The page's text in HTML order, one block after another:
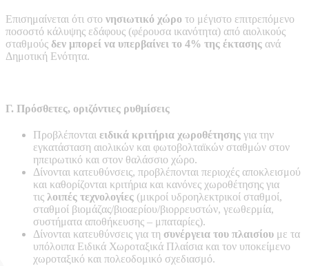
Επισημαίνεται ότι στο νησιωτικό χώρο το μέγιστο επιτρεπόμενο
ποσοστό κάλυψης εδάφους (φέρουσα ικανότητα) από αιολικούς
σταθμούς δεν μπορεί να υπερβαίνει το 4% της έκτασης ανά
Δημοτική Ενότητα.
Γ. Πρόσθετες, οριζόντιες ρυθμίσεις
Προβλέπονται ειδικά κριτήρια χωροθέτησης για την
εγκατάσταση αιολικών και φωτοβολταϊκών σταθμών στον
ηπειρωτικό και στον θαλάσσιο χώρο.
Δίνονται κατευθύνσεις, προβλέπονται περιοχές αποκλεισμού
και καθορίζονται κριτήρια και κανόνες χωροθέτησης για
τις λοιπές τεχνολογίες (μικροί υδροηλεκτρικοί σταθμοί,
σταθμοί βιομάζας/βιοαερίου/βιορρευστών, γεωθερμία,
συστήματα αποθήκευσης – μπαταρίες).
Δίνονται κατευθύνσεις για τη συνέργεια του πλαισίου με τα
υπόλοιπα Ειδικά Χωροταξικά Πλαίσια και τον υποκείμενο
χωροταξικό και πολεοδομικό σχεδιασμό.